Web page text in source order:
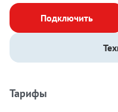
Подключить
Тарифы